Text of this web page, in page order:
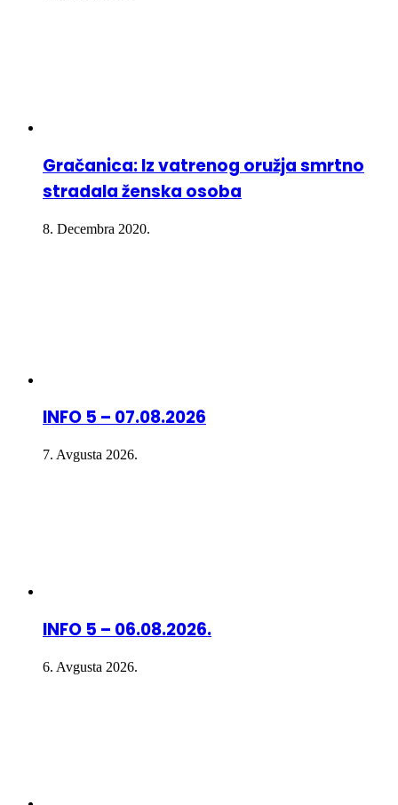
Gračanica: Iz vatrenog oružja smrtno
stradala ženska osoba
8. Decembra 2020.
INFO 5 – 07.08.2026
7. Avgusta 2026.
INFO 5 – 06.08.2026.
6. Avgusta 2026.